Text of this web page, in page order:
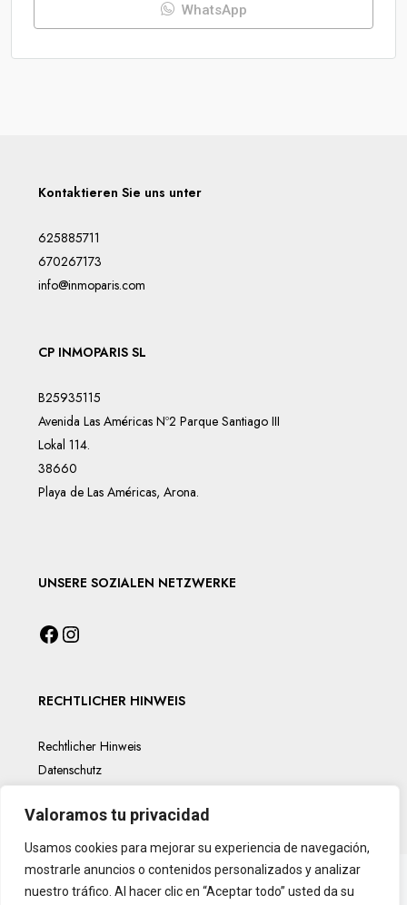
Valoramos tu privacidad
Usamos cookies para mejorar su experiencia de navegación,
mostrarle anuncios o contenidos personalizados y analizar
nuestro tráfico. Al hacer clic en “Aceptar todo” usted da su
WhatsApp
Kontaktieren Sie uns unter
625885711
670267173
info@inmoparis.com
CP INMOPARIS SL
B25935115
Avenida Las Américas Nº2 Parque Santiago III
Lokal 114.
38660
Playa de Las Américas, Arona.
UNSERE SOZIALEN NETZWERKE
RECHTLICHER HINWEIS
Rechtlicher Hinweis
Datenschutz